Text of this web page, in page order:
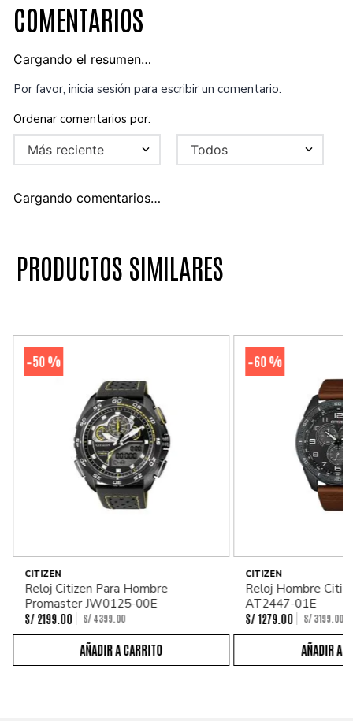
COMENTARIOS
Cargando el resumen…
Por favor, inicia sesión para escribir un comentario.
Más reciente Todos
Cargando comentarios…
PRODUCTOS SIMILARES
-50 %
CITIZEN
Reloj Citizen Para Hombre
Promaster JW0125-00E
S/ 2199. 00 S/4399.00
-60 %
CITIZEN
Reloj Hombre
AT2447-01E
S/ 1279 00 S/3199.00